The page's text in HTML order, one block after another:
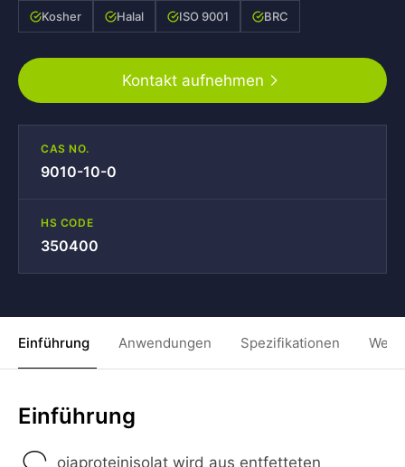
Kosher Halal ISO 9001 BRC
Kontakt aufnehmen
CAS NO.
9010-10-0
HS CODE
350400
Einführung Anwendungen Spezifikationen
Einführung
ojaproteinisolat wird aus entfetteten